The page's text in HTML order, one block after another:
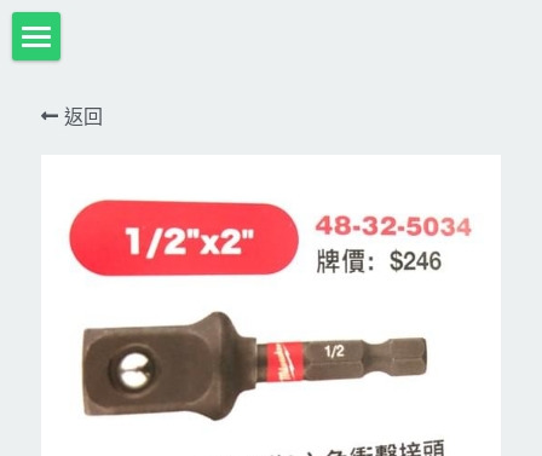
所有分類
HULK-DC POWER 浩克
MK-POWER 充電式
牧田12V含⬇︎
牧田18V
Milwaukee米沃奇、型鋼力
型鋼力
電池、充電器、配件
DeWALT、STANLEY
DeWALT(得偉)
STANLEY(史丹利)
KINGTONY~KUANI專業級工具
40V
36V
Bosch
充電式
其它電動工具
返回